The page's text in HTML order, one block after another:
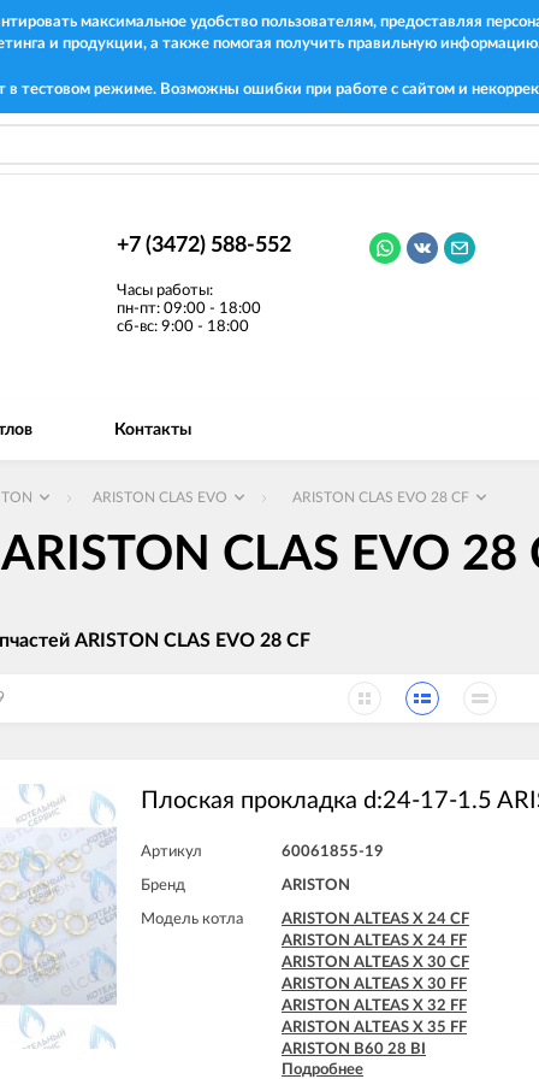
максимальное удобство пользователям, предоставляя
и продукции, а также помогая получить правильную
в тестовом режиме. Возможны ошибки при работе с сайтом и
+7 (3472) 588-552
Часы работы:
пн-пт: 09:00 - 18:00
сб-вс: 9:00 - 18:00
Контакты
ARISTON CLAS EVO ARISTON CLAS EVO 28 CF
CLAS EVO 28
ARISTON CLAS EVO 28 CF
Плоская прокладка d:24-17-1.5
Артикул 60061855-19
Бренд ARISTON
Модель котла
ARISTON ALTEAS X 24 CF
ARISTON ALTEAS X 24 FF
ARISTON ALTEAS X 30 CF
ARISTON ALTEAS X 30 FF
ARISTON ALTEAS X 32 FF
ARISTON ALTEAS X 35 FF
ARISTON B60 28 BI
ARISTON B60 30 BFFI
Подробнее